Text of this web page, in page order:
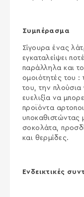
Συμπέρασμα
Σίγουρα ένας
εγκαταλείψει
παράλληλα και
ομοιότητές του
του, την
ευελιξία να
προϊόντα
υποκαθιστώντας
σοκολάτα,
και θερμίδες.
Ενδεικτικές